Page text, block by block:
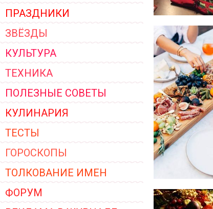
ПРАЗДНИКИ
ЗВЁЗДЫ
КУЛЬТУРА
ТЕХНИКА
ПОЛЕЗНЫЕ СОВЕТЫ
КУЛИНАРИЯ
ТЕСТЫ
ГОРОСКОПЫ
ТОЛКОВАНИЕ ИМЕН
ФОРУМ